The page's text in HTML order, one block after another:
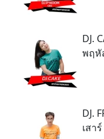
DJ.
พฤหั
DJ.
เสา